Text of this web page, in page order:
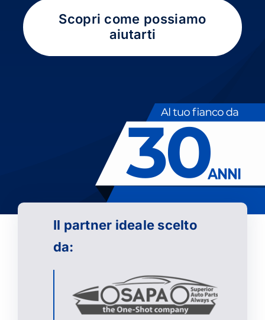
Scopri come possiamo
aiutarti
Il partner ideale scelto
da: